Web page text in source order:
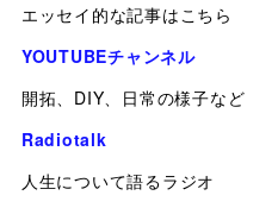
エッセイ的な記事はこちら
YOUTUBEチャンネル
開拓、DIY、日常の様子など
Radiotalk
人生について語るラジオ